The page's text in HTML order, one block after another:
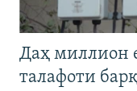
Даҳ миллион
талафоти